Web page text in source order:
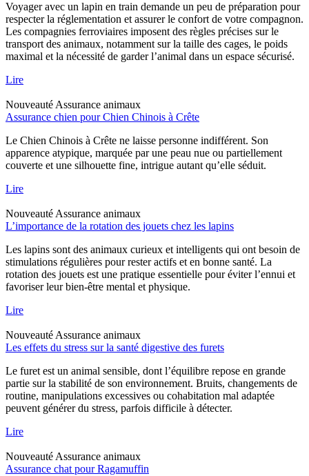
Voyager avec un lapin en train demande un peu de préparation pour
respecter la réglementation et assurer le confort de votre compagnon.
Les compagnies ferroviaires imposent des règles précises sur le
transport des animaux, notamment sur la taille des cages, le poids
maximal et la nécessité de garder l’animal dans un espace sécurisé.
Lire
Nouveauté Assurance animaux
Assurance chien pour Chien Chinois à Crête
Le Chien Chinois à Crête ne laisse personne indifférent. Son
apparence atypique, marquée par une peau nue ou partiellement
couverte et une silhouette fine, intrigue autant qu’elle séduit.
Lire
Nouveauté Assurance animaux
L’importance de la rotation des jouets chez les lapins
Les lapins sont des animaux curieux et intelligents qui ont besoin de
stimulations régulières pour rester actifs et en bonne santé. La
rotation des jouets est une pratique essentielle pour éviter l’ennui et
favoriser leur bien-être mental et physique.
Lire
Nouveauté Assurance animaux
Les effets du stress sur la santé digestive des furets
Le furet est un animal sensible, dont l’équilibre repose en grande
partie sur la stabilité de son environnement. Bruits, changements de
routine, manipulations excessives ou cohabitation mal adaptée
peuvent générer du stress, parfois difficile à détecter.
Lire
Nouveauté Assurance animaux
Assurance chat pour Ragamuffin